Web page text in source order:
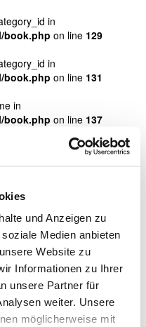
und Anzeigen zu
Medien anbieten
Website zu
Informationen zu Ihrer
unsere Partner für
weiter. Unsere
möglicherweise mit
in
book.php on line 129
in
book.php on line 131
in
book.php on line 137
stdClass as array in